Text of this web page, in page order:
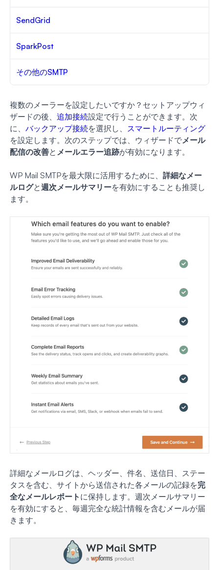
SendGrid
SparkPost
その他のSMTP
複数のメーラーを設定したいですか？セットアップウィ
ザードの後、 追加接続設定で行うことができます。次
に、 バックアップ接続を選択し、 スマートルーティング
を設定します。次のステップでは、ウィザードでメール
配信の改善と メールエラー追跡が有効になります。
WP Mail SMTPを最大限に活用するために、 詳細なメー
ルログと週次メールサマリーを有効にすることも推奨し
ます。
詳細なメールログは、ヘッダー、件名、送信日、ステー
タスを含む、サイトから送信された各メールの記録を完
全なメールレポート に保持します。週次メールサマリー
を有効にすると、毎週完全な統計情報を含むメールが届
きます。